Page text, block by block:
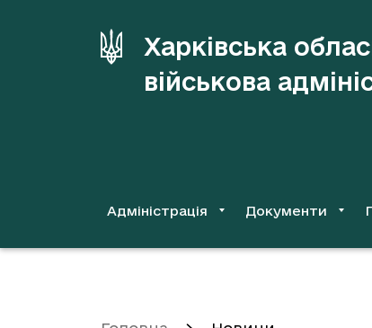
Харківська
військова
Адміністрація Документи